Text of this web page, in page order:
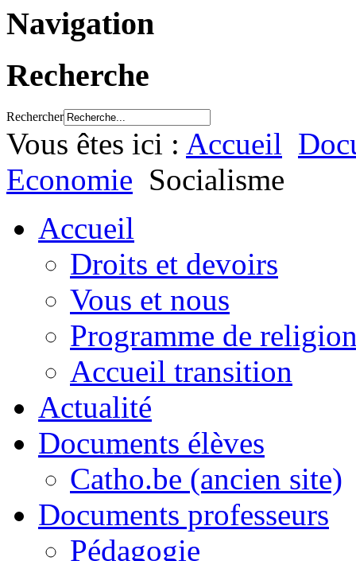
Navigation
Recherche
Rechercher
Vous êtes ici : Accueil
Economie Socialisme
Accueil
Droits et devoirs
Vous et nous
Programme de
Accueil transition
Actualité
Documents élèves
Catho.be (ancien site)
Documents professeurs
Pédagogie